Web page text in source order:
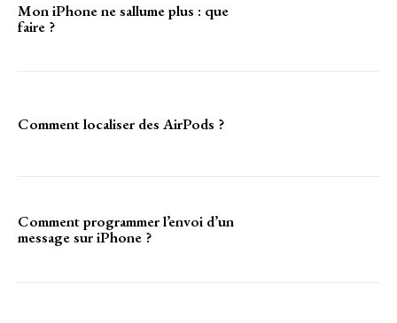
Mon iPhone ne sallume plus : que
faire ?
Comment localiser des AirPods ?
Comment programmer l’envoi d’un
message sur iPhone ?